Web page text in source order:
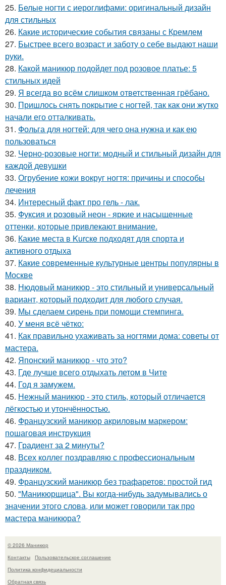
25. Белые ногти с иероглифами: оригинальный дизайн
для стильных
26. Какие исторические события связаны с Кремлем
27. Быстрее всего возраст и заботу о себе выдают наши
руки.
28. Какой маникюр подойдет под розовое платье: 5
стильных идей
29. Я всегда во всём слишком ответственная грёбано.
30. Пришлось снять покрытие с ногтей, так как они жутко
начали его отталкивать.
31. Фольга для ногтей: для чего она нужна и как ею
пользоваться
32. Черно-розовые ногти: модный и стильный дизайн для
каждой девушки
33. Огрубение кожи вокруг ногтя: причины и способы
лечения
34. Интересный факт про гель - лак.
35. Фуксия и розовый неон - яркие и насыщенные
оттенки, которые привлекают внимание.
36. Какие места в Kurскe подходят для спорта и
активного отдыха
37. Какие современные культурные центры популярны в
Москве
38. Нюдовый маникюр - это стильный и универсальный
вариант, который подходит для любого случая.
39. Мы сделаем сирень при помощи стемпинга.
40. У меня всё чётко:
41. Как правильно ухаживать за ногтями дома: советы от
мастера.
42. Японский маникюр - что это?
43. Где лучше всего отдыхать летом в Чите
44. Год я замужем.
45. Нежный маникюр - это стиль, который отличается
лёгкостью и утончённостью.
46. Французский маникюр акриловым маркером:
пошаговая инструкция
47. Градиент за 2 минуты?
48. Всех коллег поздравляю с профессиональным
праздником.
49. Французский маникюр без трафаретов: простой гид
50. "Маникюрщица". Вы когда-нибудь задумывались о
значении этого слова, или может говорили так про
мастера маникюра?
© 2026 Маникюр
Контакты
Пользовательское соглашение
Политика конфидециальности
Обратная связь